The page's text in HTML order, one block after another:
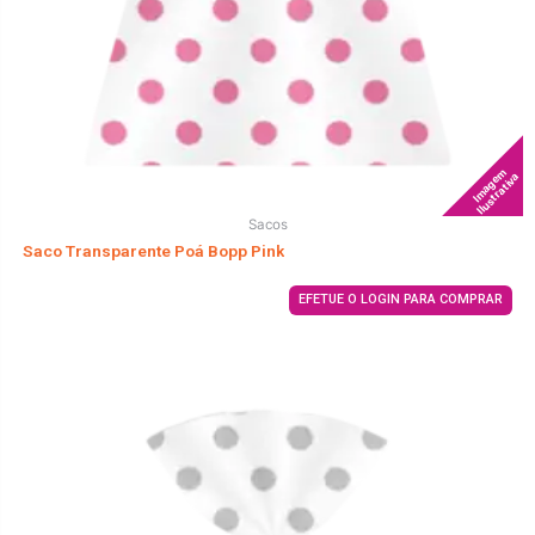
Imagem
Ilustrativa
Sacos
Saco Transparente Poá Bopp Pink
EFETUE O LOGIN PARA COMPRAR